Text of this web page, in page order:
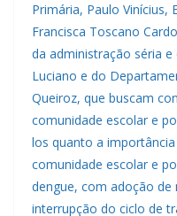
Primária, Paulo Vinícius,
Francisca Toscano
da administração séria
Luciano e do
Queiroz, que buscam
comunidade escolar e
los quanto a
comunidade escolar e
dengue, com adoção de
interrupção do ciclo de